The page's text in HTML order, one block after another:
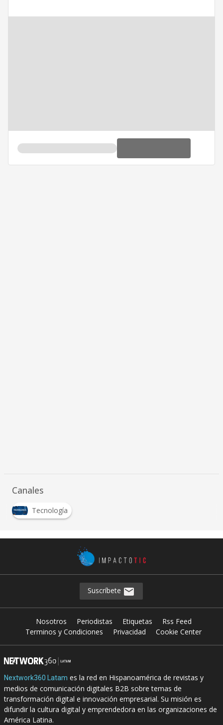
Canales
Tecnología
Suscríbete
Nosotros Periodistas Etiquetas
Rss Feed
Terminos y Condiciones
Privacidad Cookie Center
Nextwork360 Latam es la red en Hispanoamérica de revistas y
medios de comunicación digitales B2B sobre temas de
transformación digital e innovación empresarial. Su misión es
difundir la cultura digital y emprendedora en las organizaciones de
América Latina.